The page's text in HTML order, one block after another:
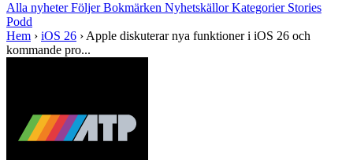
Alla nyheterFöljerBokmärken NyhetskällorKategorier Stories
Podd
Hem › iOS 26 › Apple diskuterar nya funktioner i iOS 26 och
kommande pro...